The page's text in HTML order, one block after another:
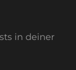
in deiner